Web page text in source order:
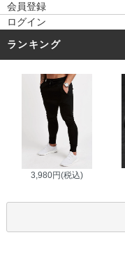
会員登録
ログイン
ランキング
3,980円(税込)